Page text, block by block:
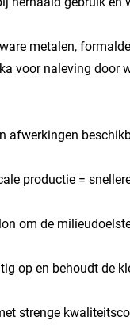
metalen,
voor naleving door
afwerkingen
productie =
om de
op en behoudt de
strenge